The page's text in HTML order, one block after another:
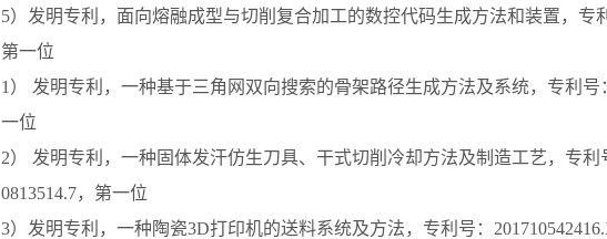
5）发明专利，面向熔融成型与切削复合加工的数控代码生成方法和装置，专利
第一位
1） 发明专利，一种基于三角网双向搜索的骨架路径生成方法及系统，专利号
一位
2） 发明专利，一种固体发汗仿生刀具、干式切削冷却方法及制造工艺，专利
0813514.7，第一位
3）发明专利，一种陶瓷3D打印机的送料系统及方法，专利号：